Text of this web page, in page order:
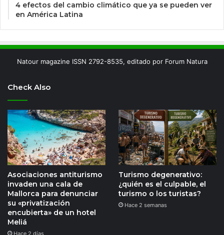
4 efectos del cambio climático que ya se pueden ver
en América Latina
Natour magazine ISSN 2792-8535, editado por Forum Natura
Check Also
Asociaciones antiturismo
invaden una cala de
Mallorca para denunciar
su «privatización
encubierta» de un hotel
Meliá
Hace 2 días
Turismo degenerativo:
¿quién es el culpable, el
turismo o los turistas?
Hace 2 semanas